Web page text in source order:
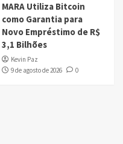
MARA Utiliza Bitcoin
como Garantia para
Novo Empréstimo de R$
3,1 Bilhões
Kevin Paz
9 de agosto de 2026
0